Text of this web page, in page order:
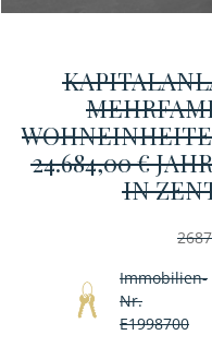
24.684,00 €
IN
Immobilien-
Nr.
E1998700